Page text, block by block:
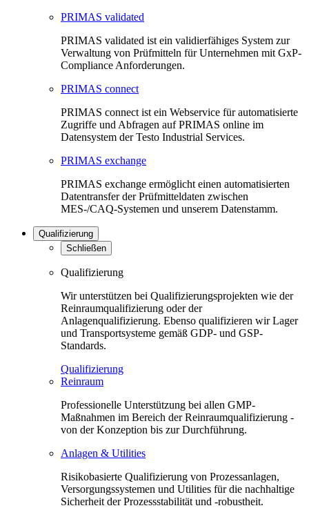
PRIMAS validated
PRIMAS validated ist ein validierfähiges System zur
Verwaltung von Prüfmitteln für Unternehmen mit GxP-
Compliance Anforderungen.
PRIMAS connect
PRIMAS connect ist ein Webservice für automatisierte
Zugriffe und Abfragen auf PRIMAS online im
Datensystem der Testo Industrial Services.
PRIMAS exchange
PRIMAS exchange ermöglicht einen automatisierten
Datentransfer der Prüfmitteldaten zwischen
MES-/CAQ-Systemen und unserem Datenstamm.
Qualifizierung
Schließen
Qualifizierung
Wir unterstützen bei Qualifizierungsprojekten wie der
Reinraumqualifizierung oder der
Anlagenqualifizierung. Ebenso qualifizieren wir Lager
und Transportsysteme gemäß GDP- und GSP-
Standards.
Qualifizierung
Reinraum
Professionelle Unterstützung bei allen GMP-
Maßnahmen im Bereich der Reinraumqualifizierung -
von der Konzeption bis zur Durchführung.
Anlagen & Utilities
Risikobasierte Qualifizierung von Prozessanlagen,
Versorgungssystemen und Utilities für die nachhaltige
Sicherheit der Prozessstabilität und -robustheit.